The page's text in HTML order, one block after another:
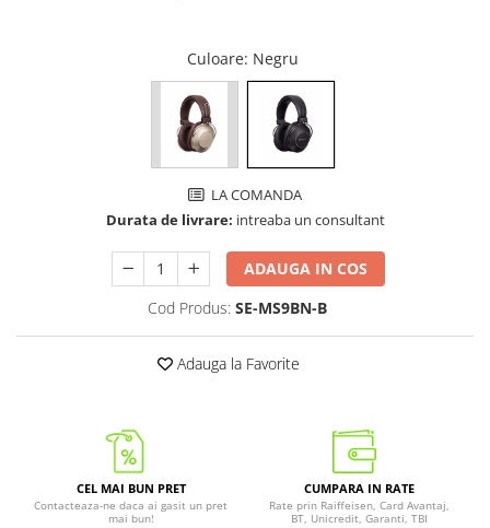
Culoare: Negru
LA COMANDA
Durata de livrare: intreaba un consultant
ADAUGA IN COS
Cod Produs: SE-MS9BN-B
Adauga la Favorite
CEL MAI BUN PRET
Contacteaza-ne daca ai gasit un pret
mai bun!
CUMPARA IN RATE
Rate prin Raiffeisen, Card Avantaj,
BT, Unicredit, Garanti, TBI